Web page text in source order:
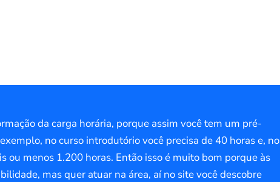
da carga horária, porque assim você tem um pré-
no curso introdutório você precisa de 40 horas e, no
ou menos 1.200 horas. Então isso é muito bom porque às
mas quer atuar na área, aí no site você descobre